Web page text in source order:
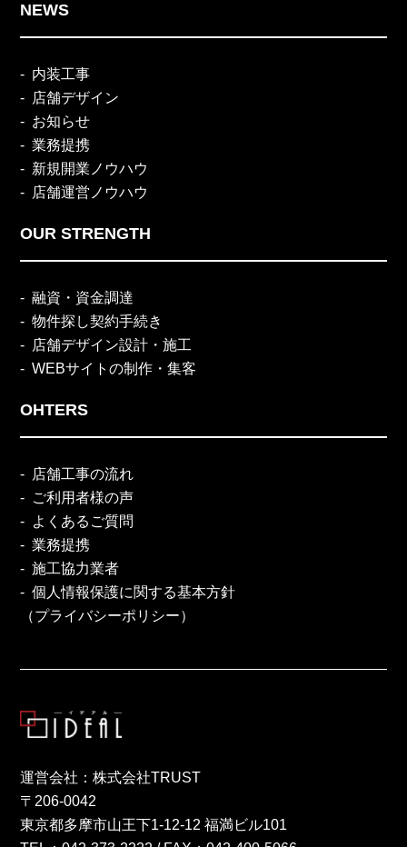
NEWS
内装工事
店舗デザイン
お知らせ
業務提携
新規開業ノウハウ
店舗運営ノウハウ
OUR STRENGTH
融資・資金調達
物件探し契約手続き
店舗デザイン設計・施工
WEBサイトの制作・集客
OHTERS
店舗工事の流れ
ご利用者様の声
よくあるご質問
業務提携
施工協力業者
個人情報保護に関する基本方針
（プライバシーポリシー）
運営会社：株式会社TRUST
〒206-0042
東京都多摩市山王下1-12-12 福満ビル101